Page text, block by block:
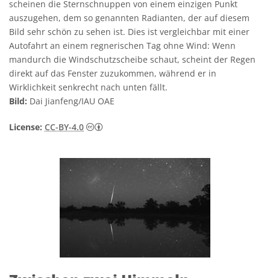
scheinen die Sternschnuppen von einem einzigen Punkt
auszugehen, dem so genannten Radianten, der auf diesem
Bild sehr schön zu sehen ist. Dies ist vergleichbar mit einer
Autofahrt an einem regnerischen Tag ohne Wind: Wenn
mandurch die Windschutzscheibe schaut, scheint der Regen
direkt auf das Fenster zuzukommen, während er in
Wirklichkeit senkrecht nach unten fällt.
Bild: Dai Jianfeng/IAU OAE
License: CC-BY-4.0 Creative Commons Namensnennung 4.0